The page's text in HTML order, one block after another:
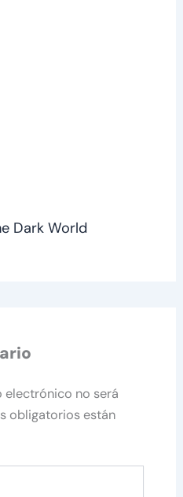
Dark World
electrónico no será
obligatorios están